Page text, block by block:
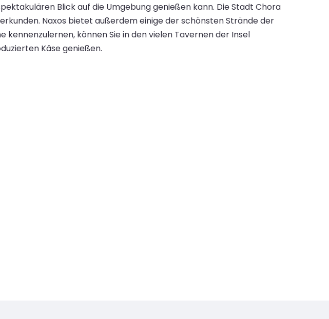
Blick auf die Umgebung genießen kann. Die Stadt Chora
Naxos bietet außerdem einige der schönsten Strände der
können Sie in den vielen Tavernen der Insel
Käse genießen.